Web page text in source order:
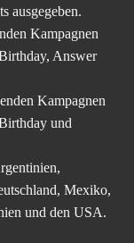
ausgegeben.
Kampagnen
Answer
Kampagnen
und
Mexiko,
und den USA.